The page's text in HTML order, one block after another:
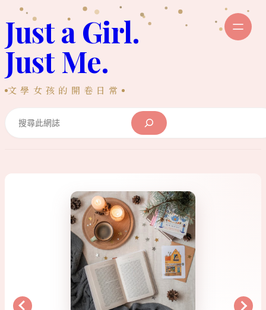
至
主
內
容
Just a Girl.
Just Me.
文學女孩的開卷日常